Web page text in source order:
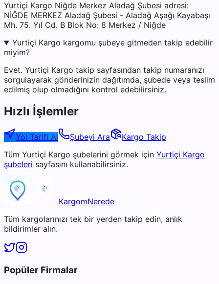
Yurtiçi Kargo Niğde Merkez Aladağ Şubesi adresi:
NİĞDE MERKEZ Aladağ Şubesi - Aladağ Aşağı Kayabaşı
Mh. 75. Yıl Cd. B Blok No: 8 Merkez / Niğde
Yurtiçi Kargo kargomu şubeye gitmeden takip edebilir
miyim?
Evet. Yurtiçi Kargo takip sayfasından takip numaranızı
sorgulayarak gönderinizin dağıtımda, şubede veya teslim
edilmiş olup olmadığını kontrol edebilirsiniz.
Hızlı İşlemler
Yol Tarifi Al Şubeyi Ara
Kargo Takip
Tüm Yurtiçi Kargo şubelerini görmek için Yurtiçi Kargo
şubeleri sayfasını kullanabilirsiniz.
KargomNerede
Tüm kargolarınızı tek bir yerden takip edin, anlık
bildirimler alın.
Popüler Firmalar